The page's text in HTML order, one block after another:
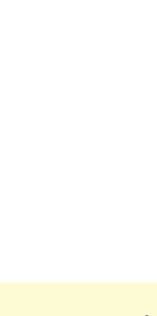
смешные истории, клипы!
карикатуры, шаржи, стихи,